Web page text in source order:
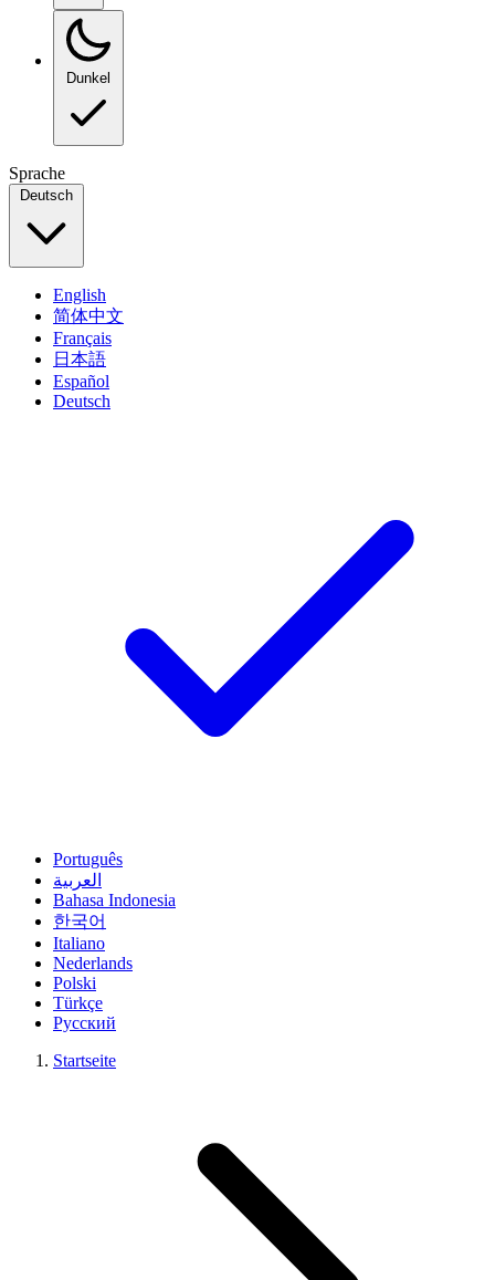
Dunkel
Sprache
Deutsch
English
简体中文
Français
日本語
Español
Deutsch
Português
العربية
Bahasa Indonesia
한국어
Italiano
Nederlands
Polski
Türkçe
Русский
Startseite